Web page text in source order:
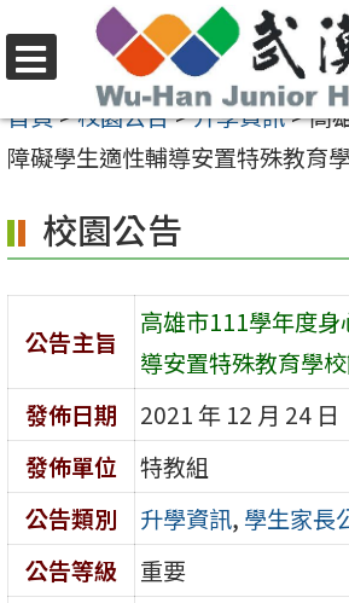
至
要
容
區
選
單
首頁>校園公告>升學資訊>高
障礙學生適性輔導安置特殊教育
校園公告
公告主旨
高雄市111學年度
導安置特殊教育學
發佈日期
2021 年 12 月 24 日
發佈單位
特教組
公告類別
升學資訊, 學生家長
公告等級
重要